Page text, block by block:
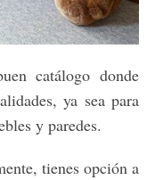
catálogo donde
ya sea para
y paredes.
tienes opción a